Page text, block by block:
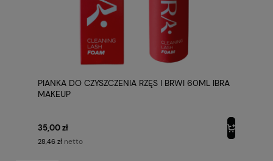
PIANKA DO CZYSZCZENIA RZĘS I BRWI 60ML IBRA
MAKEUP
35,00 zł
28,46 zł netto